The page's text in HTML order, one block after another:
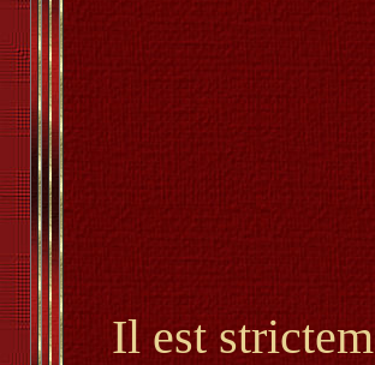
Il est